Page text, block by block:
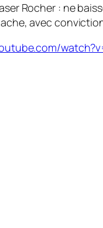
Rocher : ne
avec